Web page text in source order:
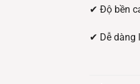
✔ Độ bền
✔ Dễ dàng